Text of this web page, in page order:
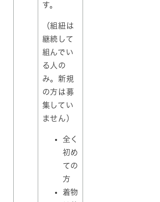
す。
（組紐は
継続して
組んでい
る人の
み。新規
の方は募
集してい
ません）
全く
初め
ての
方
着物